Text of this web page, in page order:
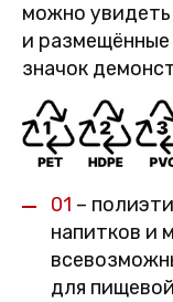
можно увидеть
и
значок
01 –
напитков и
для